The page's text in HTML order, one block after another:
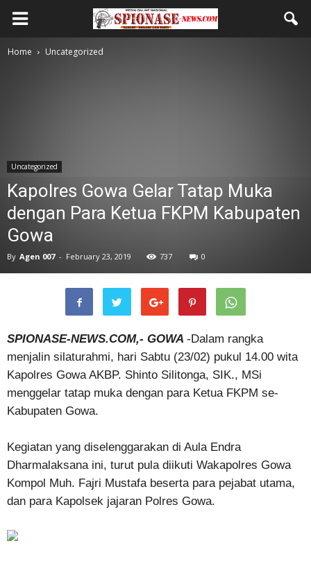
Home Uncategorized
Uncategorized
Kapolres Gowa Gelar Tatap Muka
dengan Para Ketua FKPM Kabupaten
Gowa
By Agen 007 - February 23, 2019 737 0
SPIONASE-NEWS.COM,- GOWA -Dalam rangka
menjalin silaturahmi, hari Sabtu (23/02) pukul 14.00 wita
Kapolres Gowa AKBP. Shinto Silitonga, SIK., MSi
menggelar tatap muka dengan para Ketua FKPM se-
Kabupaten Gowa.
Kegiatan yang diselenggarakan di Aula Endra
Dharmalaksana ini, turut pula diikuti Wakapolres Gowa
Kompol Muh. Fajri Mustafa beserta para pejabat utama,
dan para Kapolsek jajaran Polres Gowa.